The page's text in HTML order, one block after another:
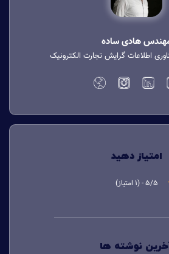
هادی ساده
اطلاعات گرایش تجارت الکترونیک
امتیاز دهید
5/5 - (1 امتیاز)
نوشته ها